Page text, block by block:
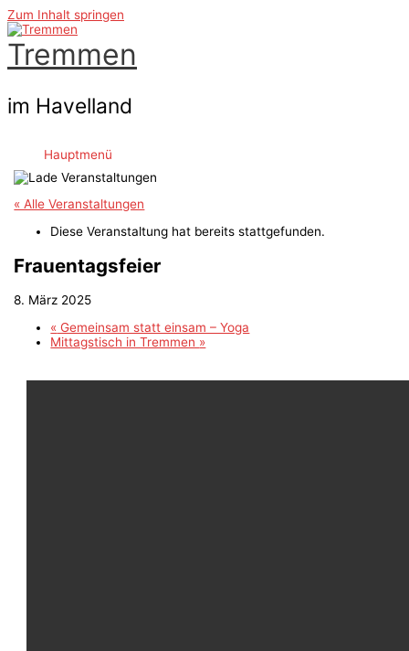
Zum Inhalt springen
Tremmen
im Havelland
Hauptmenü
« Alle Veranstaltungen
Diese Veranstaltung hat bereits stattgefunden.
Frauentagsfeier
8. März 2025
« Gemeinsam statt einsam – Yoga
Mittagstisch in Tremmen »